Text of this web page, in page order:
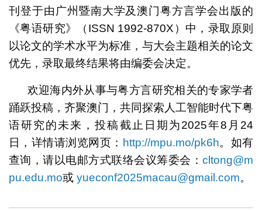
刊登于由广州暨南大学及澳门粤方言学会出版的
《粤语研究》（ISSN 1992-870X）中，录取原则
以论文的学术水平为标准，与大会主题相关的论文
优先，录取最终结果将由编委会决定。
欢迎海内外从事与粤方言研究相关的专家学者
踊跃投稿，齐聚澳门，共同探索人工智能时代下粤
语研究的未来，投稿截止日期为2025年8月24
日，详情请浏览网页： http://mpu.mo/pk6h。如有
查询，请以电邮方式联络会议筹委会：cltong@m
pu.edu.mo或 yueconf2025macau@gmail.com。